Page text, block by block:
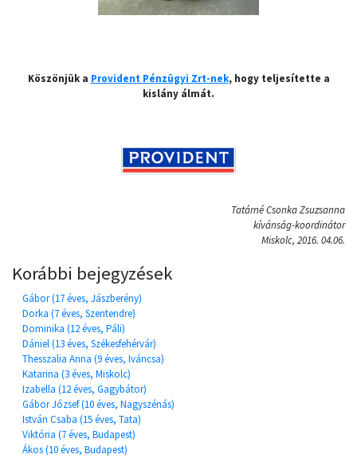
Köszönjük a Provident Pénzügyi Zrt-nek, hogy teljesítette a
kislány álmát.
Tatárné Csonka Zsuzsanna
kívánság-koordinátor
Miskolc, 2016. 04.06.
Korábbi bejegyzések
Gábor (17 éves, Jászberény)
Dorka (7 éves, Szentendre)
Dominika (12 éves, Páli)
Dániel (13 éves, Székesfehérvár)
Thesszalia Anna (9 éves, Iváncsa)
Katarina (3 éves, Miskolc)
Izabella (12 éves, Gagybátor)
Gábor József (10 éves, Nagyszénás)
István Csaba (15 éves, Tata)
Viktória (7 éves, Budapest)
Ákos (10 éves, Budapest)